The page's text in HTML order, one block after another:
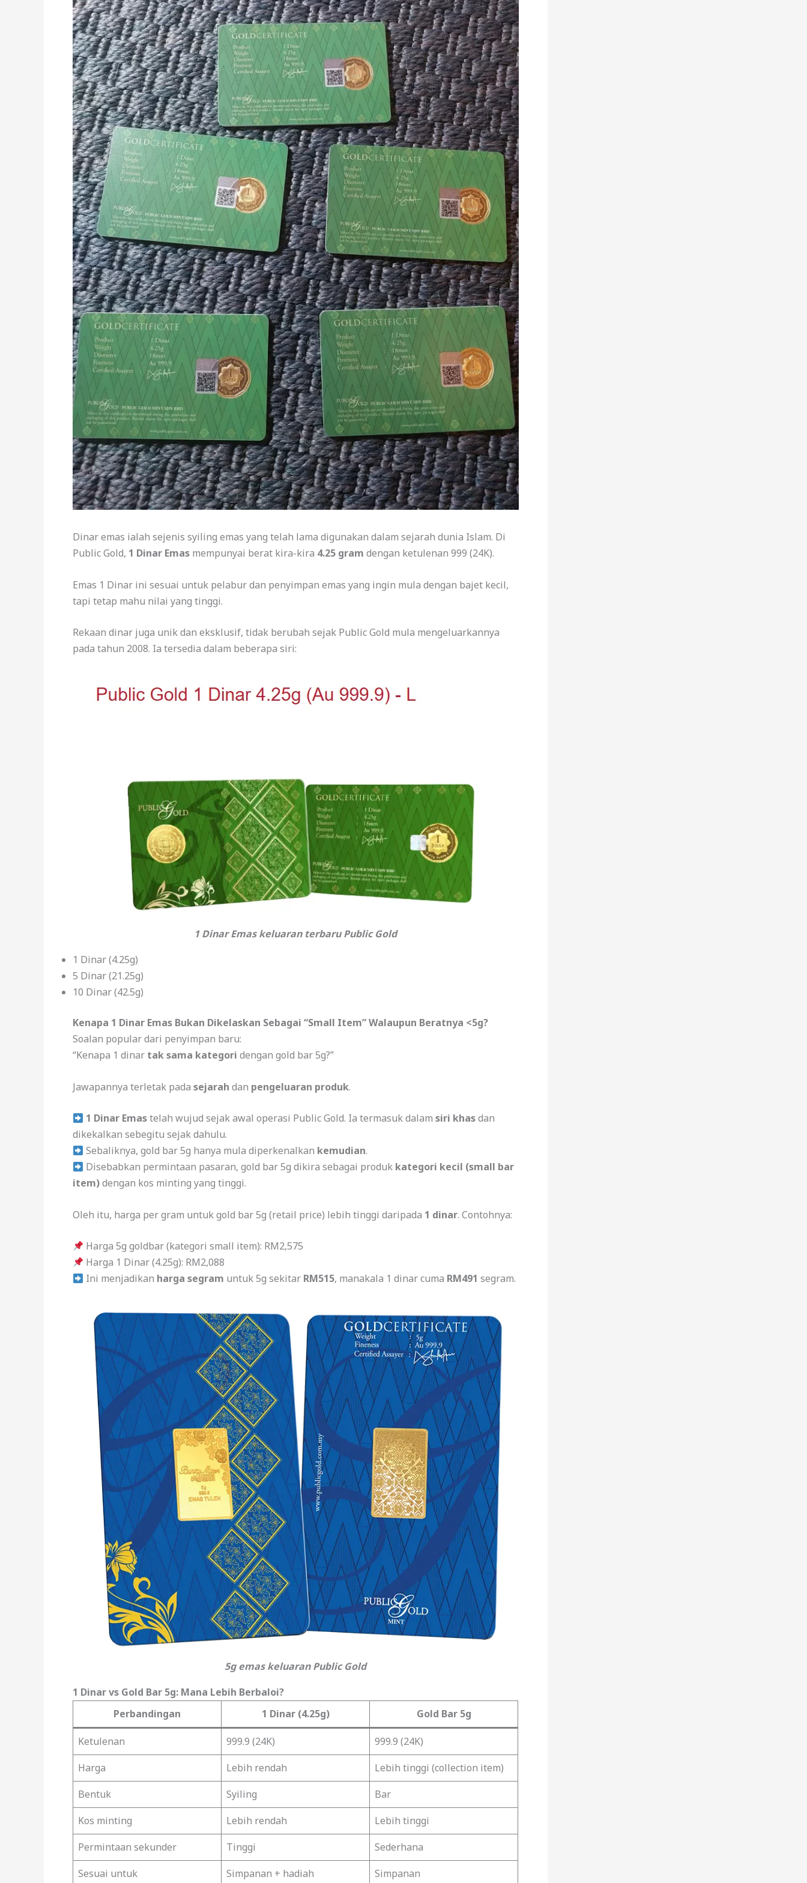
Dinar emas ialah sejenis syiling emas yang telah lama digunakan dalam sejarah dunia Islam. Di
Public Gold, 1 Dinar Emas mempunyai berat kira-kira 4.25 gram dengan ketulenan 999 (24K).
Emas 1 Dinar ini sesuai untuk pelabur dan penyimpan emas yang ingin mula dengan bajet kecil,
tapi tetap mahu nilai yang tinggi.
Rekaan dinar juga unik dan eksklusif, tidak berubah sejak Public Gold mula mengeluarkannya
pada tahun 2008. Ia tersedia dalam beberapa siri:
1 Dinar Emas keluaran terbaru Public Gold
1 Dinar (4.25g)
5 Dinar (21.25g)
10 Dinar (42.5g)
Kenapa 1 Dinar Emas Bukan Dikelaskan Sebagai “Small Item” Walaupun Beratnya <5g?
Soalan popular dari penyimpan baru:
“Kenapa 1 dinar tak sama kategori dengan gold bar 5g?”
Jawapannya terletak pada sejarah dan pengeluaran produk.
1 Dinar Emastelah wujud sejak awal operasi Public Gold. Ia termasuk dalamsiri khasdan
dikekalkan sebegitu sejak dahulu.
Sebaliknya, gold bar 5g hanya mula diperkenalkan kemudian.
Disebabkan permintaan pasaran, gold bar 5g dikira sebagai produk kategori kecil (small bar
item)dengan kos minting yang tinggi.
Oleh itu, harga per gram untuk gold bar 5g (retail price) lebih tinggi daripada 1 dinar. Contohnya:
Harga 5g goldbar (kategori small item): RM2,575
Harga 1 Dinar (4.25g): RM2,088
Ini menjadikan harga segram untuk 5g sekitar RM515, manakala 1 dinar cuma RM491 segram.
5g emas keluaran Public Gold
1 Dinar vs Gold Bar 5g: Mana Lebih Berbaloi?
Perbandingan
1 Dinar (4.25g) Gold Bar 5g
Ketulenan 999.9 (24K)
999.9 (24K)
Harga
Lebih rendah
Lebih tinggi (collection item)
Bentuk
Syiling
Bar
Kos minting
Lebih rendah
Lebih tinggi
Permintaan sekunder
Tinggi
Sederhana
Sesuai untuk
Simpanan + hadiah Simpanan